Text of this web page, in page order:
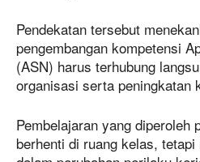
Pendekatan tersebut
pengembangan kompetensi
(ASN) harus terhubung
organisasi serta peningkatan
Pembelajaran yang diperoleh
berhenti di ruang kelas,